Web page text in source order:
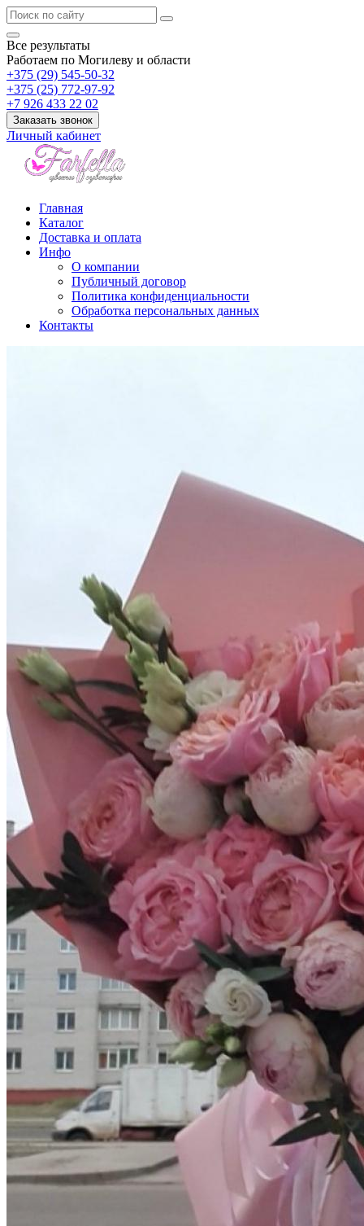
Все результаты
Работаем по Могилеву и области
+375 (29) 545-50-32
+375 (25) 772-97-92
+7 926 433 22 02
Заказать звонок
Личный кабинет
Главная
Каталог
Доставка и оплата
Инфо
О компании
Публичный договор
Политика конфиденциальности
Обработка персональных данных
Контакты